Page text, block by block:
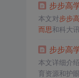
步步高
本文对步步高
而思和科大
步步高
本文详细介
育资源和护